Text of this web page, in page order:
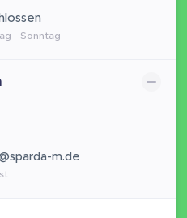
- Sonntag
m.de